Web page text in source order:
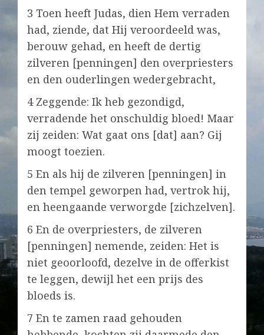
3 Toen heeft Judas, dien Hem verraden
had, ziende, dat Hij veroordeeld was,
berouw gehad, en heeft de dertig
zilveren [penningen] den overpriesters
en den ouderlingen wedergebracht,
4 Zeggende: Ik heb gezondigd,
verradende het onschuldig bloed! Maar
zij zeiden: Wat gaat ons [dat] aan? Gij
moogt toezien.
5 En als hij de zilveren [penningen] in
den tempel geworpen had, vertrok hij,
en heengaande verworgde [zichzelven].
6 En de overpriesters, de zilveren
[penningen] nemende, zeiden: Het is
niet geoorloofd, dezelve in de offerkist
te leggen, dewijl het een prijs des
bloeds is.
7 En te zamen raad gehouden